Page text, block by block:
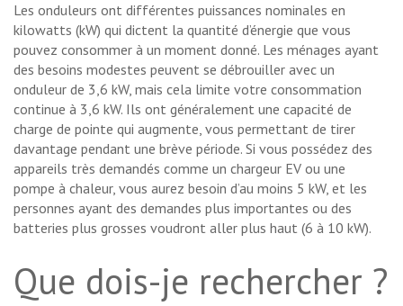
Les onduleurs ont différentes puissances nominales en
kilowatts (kW) qui dictent la quantité d’énergie que vous
pouvez consommer à un moment donné. Les ménages ayant
des besoins modestes peuvent se débrouiller avec un
onduleur de 3,6 kW, mais cela limite votre consommation
continue à 3,6 kW. Ils ont généralement une capacité de
charge de pointe qui augmente, vous permettant de tirer
davantage pendant une brève période. Si vous possédez des
appareils très demandés comme un chargeur EV ou une
pompe à chaleur, vous aurez besoin d’au moins 5 kW, et les
personnes ayant des demandes plus importantes ou des
batteries plus grosses voudront aller plus haut (6 à 10 kW).
Que dois-je rechercher ?